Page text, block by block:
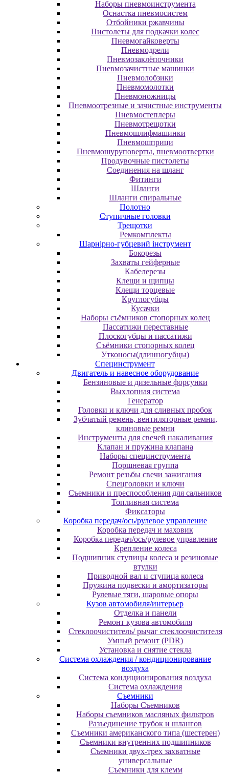
Наборы пневмоинструмента
Оснастка пневмосистем
Отбойники ржавчины
Пистолеты для подкачки колес
Пневмогайковерты
Пневмодрели
Пневмозаклёпочники
Пневмозачистные машинки
Пневмолобзики
Пневмомолотки
Пневмоножницы
Пневмоотрезные и зачистные инструменты
Пневмостеплеры
Пневмотрещотки
Пневмошлифмашинки
Пневмошприци
Пневмошуруповерты, пневмоотвертки
Продувочные пистолеты
Соединения на шланг
Фитинги
Шланги
Шланги спиральные
Полотно
Ступичные головки
Трещотки
Ремкомплекты
Шарнірно-губцевий інструмент
Бокорезы
Захваты гейферные
Кабелерезы
Клещи и щипцы
Клещи торцевые
Круглогубцы
Кусачки
Наборы съёмников стопорных колец
Пассатижи переставные
Плоскогубцы и пассатижи
Съёмники стопорных колец
Утконосы(длинногубцы)
Специнструмент
Двигатель и навесное оборудование
Бензиновые и дизельные форсунки
Выхлопная система
Генератор
Головки и ключи для сливных пробок
Зубчатый ремень, вентиляторные ремни,
клиновые ремни
Инструменты для свечей накаливания
Клапан и пружина клапана
Наборы специнструмента
Поршневая группа
Ремонт резьбы свечи зажигания
Спецголовки и ключи
Съемники и преспособления для сальников
Топливная система
Фиксаторы
Коробка передач/ось/рулевое управление
Коробка передач и маховик
Коробка передач/ось/рулевое управление
Крепление колеса
Подшипник ступицы колеса и резиновые
втулки
Приводной вал и ступица колеса
Пружина подвески и амортизаторы
Рулевые тяги, шаровые опоры
Кузов автомобиля/интерьер
Отделка и панели
Ремонт кузова автомобиля
Стеклоочиститель/ рычаг стеклоочистителя
Умный ремонт (PDR)
Установка и снятие стекла
Система охлаждения / кондиционирование
воздуха
Система кондиционирования воздуха
Система охлаждения
Съемники
Наборы Съемников
Наборы съемников масляных фильтров
Разъединение трубок и шлангов
Съемники американского типа (шестерен)
Съемники внутренних подшипников
Съемники двух-трех захватные
универсальные
Съемники для клемм